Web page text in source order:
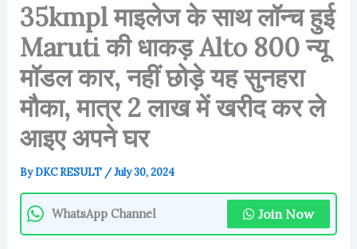
35kmpl माइलेज के साथ लॉन्च हुई
Maruti की धाकड़ Alto 800 न्यू
मॉडल कार, नहीं छोड़े यह सुनहरा
मौका, मात्र 2 लाख में खरीद कर ले
आइए अपने घर
ByDKC RESULT /July 30, 2024
WhatsApp Channel Join Now